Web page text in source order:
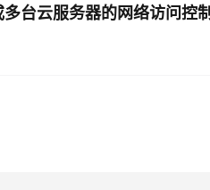
台云服务器的网络访问控